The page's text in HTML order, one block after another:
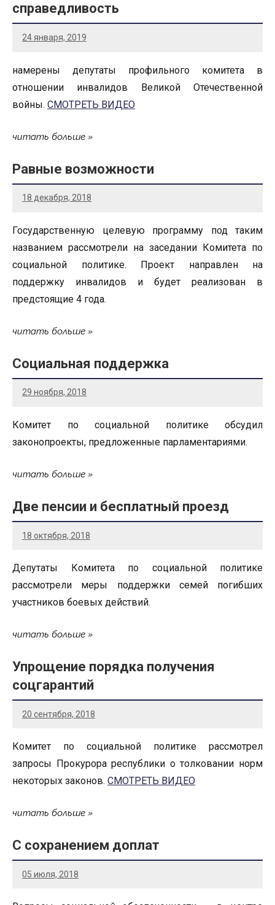
справедливость
24 января, 2019
намерены депутаты профильного комитета в
отношении инвалидов Великой Отечественной
войны. СМОТРЕТЬ ВИДЕО
читать больше
Равные возможности
18 декабря, 2018
Государственную целевую программу под таким
названием рассмотрели на заседании Комитета по
социальной политике. Проект направлен на
поддержку инвалидов и будет реализован в
предстоящие 4 года.
читать больше
Социальная поддержка
29 ноября, 2018
Комитет по социальной политике обсудил
законопроекты, предложенные парламентариями.
читать больше
Две пенсии и бесплатный проезд
18 октября, 2018
Депутаты Комитета по социальной политике
рассмотрели меры поддержки семей погибших
участников боевых действий.
читать больше
Упрощение порядка получения
соцгарантий
20 сентября, 2018
Комитет по социальной политике рассмотрел
запросы Прокурора республики о толковании норм
некоторых законов. СМОТРЕТЬ ВИДЕО
читать больше
С сохранением доплат
05 июля, 2018